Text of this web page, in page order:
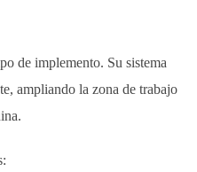
de implemento. Su sistema
ampliando la zona de trabajo